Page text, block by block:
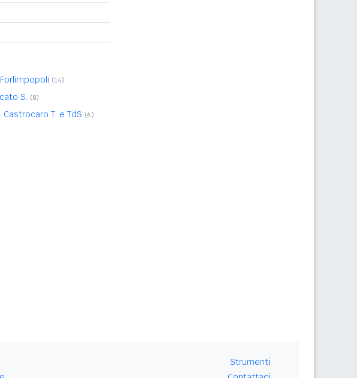
Forlimpopoli (14)
S. (8)
Castrocaro T. e TdS (6)
Strumenti